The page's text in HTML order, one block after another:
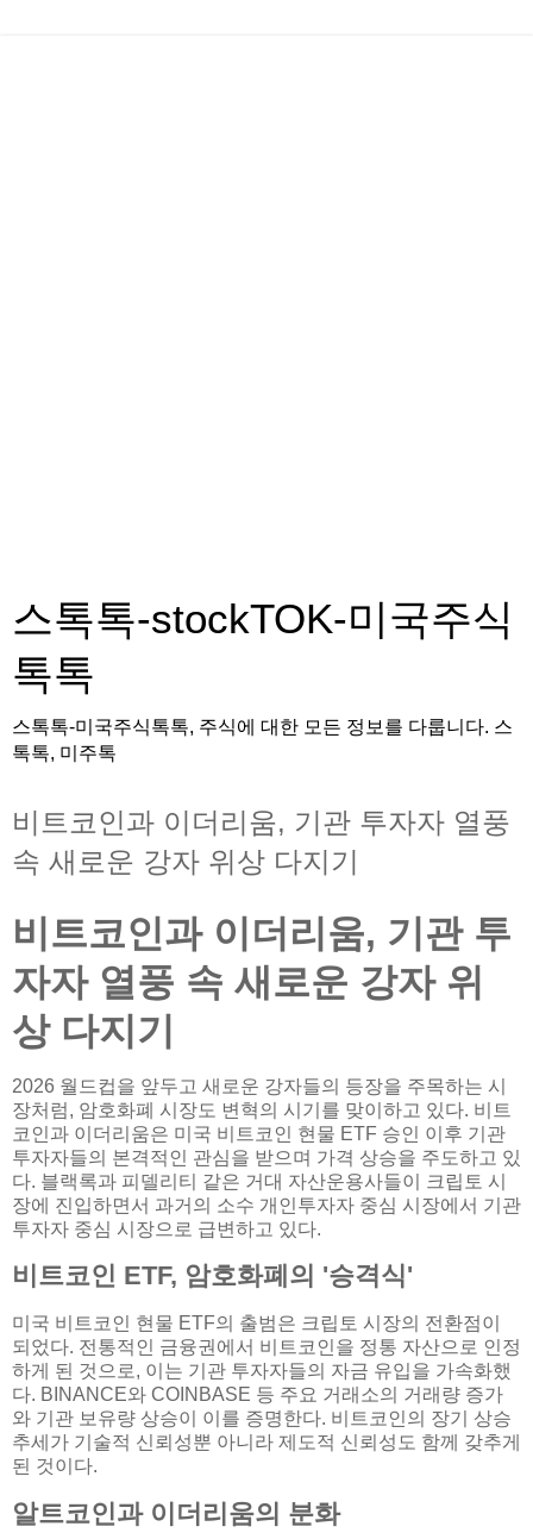
스톡톡-stockTOK-미국주식
톡톡
스톡톡-미국주식톡톡, 주식에 대한 모든 정보를 다룹니다. 스
톡톡, 미주톡
비트코인과 이더리움, 기관 투자자 열풍
속 새로운 강자 위상 다지기
비트코인과 이더리움, 기관 투
자자 열풍 속 새로운 강자 위
상 다지기
2026 월드컵을 앞두고 새로운 강자들의 등장을 주목하는 시
장처럼, 암호화폐 시장도 변혁의 시기를 맞이하고 있다. 비트
코인과 이더리움은 미국 비트코인 현물 ETF 승인 이후 기관
투자자들의 본격적인 관심을 받으며 가격 상승을 주도하고 있
다. 블랙록과 피델리티 같은 거대 자산운용사들이 크립토 시
장에 진입하면서 과거의 소수 개인투자자 중심 시장에서 기관
투자자 중심 시장으로 급변하고 있다.
비트코인 ETF, 암호화폐의 '승격식'
미국 비트코인 현물 ETF의 출범은 크립토 시장의 전환점이
되었다. 전통적인 금융권에서 비트코인을 정통 자산으로 인정
하게 된 것으로, 이는 기관 투자자들의 자금 유입을 가속화했
다. BINANCE와 COINBASE 등 주요 거래소의 거래량 증가
와 기관 보유량 상승이 이를 증명한다. 비트코인의 장기 상승
추세가 기술적 신뢰성뿐 아니라 제도적 신뢰성도 함께 갖추게
된 것이다.
알트코인과 이더리움의 분화